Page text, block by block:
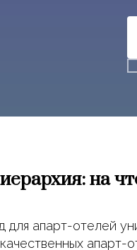
на
для апарт-отелей
апарт-